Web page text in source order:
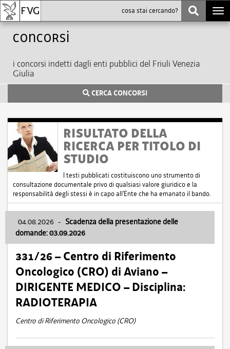
Concorsi
i concorsi indetti dagli enti pubblici del Friuli Venezia
Giulia
CERCA CONCORSI
RISULTATO DELLA
RICERCA PER TITOLO DI
STUDIO
I testi pubblicati costituiscono uno strumento di
consultazione documentale privo di qualsiasi valore giuridico e la
responsabilità degli stessi è in capo all'Ente che ha emanato il bando.
04.08.2026 - Scadenza della presentazione delle
domande: 03.09.2026
331/26 – Centro di Riferimento
Oncologico (CRO) di Aviano –
DIRIGENTE MEDICO – Disciplina:
RADIOTERAPIA
Centro di Riferimento Oncologico (CRO)